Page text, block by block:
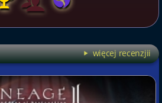
więcej recenzjii